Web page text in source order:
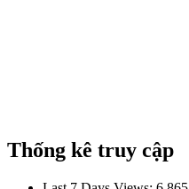
Thống kê truy cập